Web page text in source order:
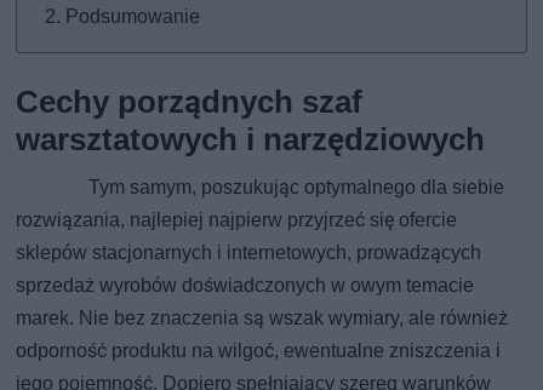
Podsumowanie
Cechy porządnych szaf
warsztatowych i narzędziowych
Tym samym, poszukując optymalnego dla siebie
rozwiązania, najlepiej najpierw przyjrzeć się ofercie
sklepów stacjonarnych i internetowych, prowadzących
sprzedaż wyrobów doświadczonych w owym temacie
marek. Nie bez znaczenia są wszak wymiary, ale również
odporność produktu na wilgoć, ewentualne zniszczenia i
jego pojemność. Dopiero spełniający szereg warunków